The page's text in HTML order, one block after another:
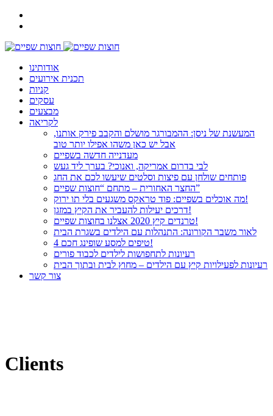
אודותינו
תכנית אירועים
קניות
עסקים
מבצעים
לקריאה
המעשנת של ניסן: ההמבורגר מושלם והקבב פירק אותנו,
אבל יש כאן משהו אפילו יותר טוב
מעדנייה חדשה בשפיים
לבי בדרום אמריקה, ואנוכי? בערך ליד געש
פותחים שולחן עם פיצות וסלטים שיעשו לכם את החג
החצר האחורית – מתחם “חוצות שפיים”
מה אוכלים בשפיים: פוד טראקס משגעים בלי תו ירוק!
דרכים יעילות להעביר את הקיץ במזגן!
טרנדים קיץ 2020 אצלנו בחוצות שפיים!
לאור משבר הקורונה: התנהלות עם הילדים בשגרת הבית
4 טיפים למסע שופינג חכם!
רעיונות לתחפושות לילדים לכבוד פורים
רעיונות לפעילויות קיץ עם הילדים – מחוץ לבית ובתוך הבית
צור קשר
Clients